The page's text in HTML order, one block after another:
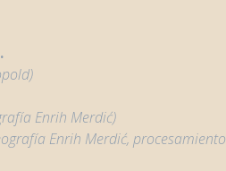
Enrih Merdić)
Enrih Merdić, procesamiento